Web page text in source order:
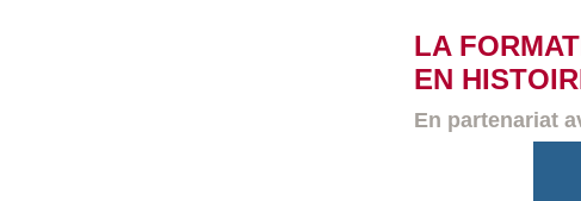
LA
EN
En partenariat